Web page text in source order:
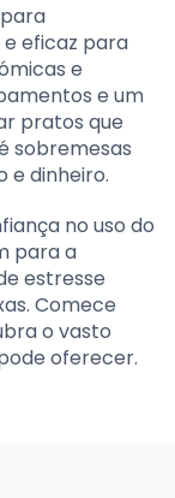
eficaz para
e
e um
pratos que
sobremesas
e dinheiro.
no uso do
para a
estresse
Comece
o vasto
oferecer.